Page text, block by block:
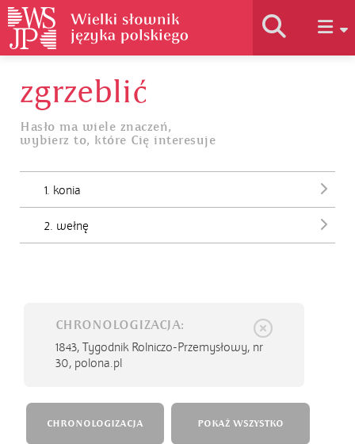
Historia słownika
Jak korzystać
zgrzeblić
Hasło ma wiele znaczeń,
wybierz to, które Cię interesuje
1. konia
2. wełnę
CHRONOLOGIZACJA:
1843, Tygodnik Rolniczo-Przemysłowy, nr
30, polona.pl
CHRONOLOGIZACJA POKAŻ WSZYSTKO